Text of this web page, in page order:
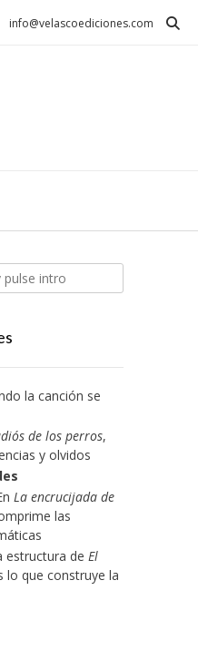
info@velascoediciones.com
la canción se
de los perros,
y olvidos
La encrucijada de
las
estructura de El
lo que construye la